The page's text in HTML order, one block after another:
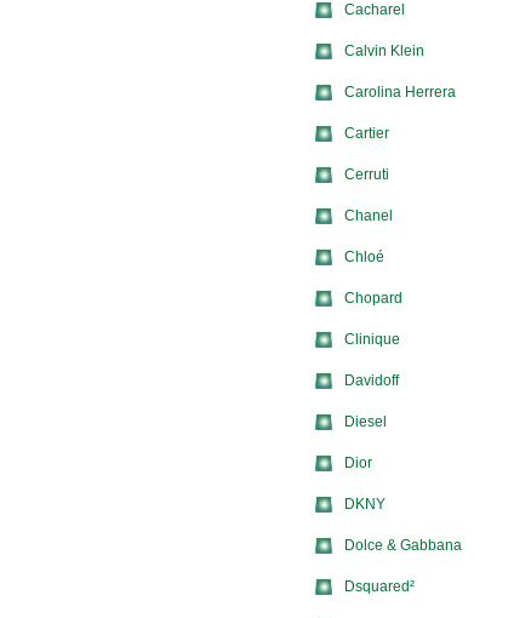
Cacharel
Calvin Klein
Carolina Herrera
Cartier
Cerruti
Chanel
Chloé
Chopard
Clinique
Davidoff
Diesel
Dior
DKNY
Dolce & Gabbana
Dsquared²